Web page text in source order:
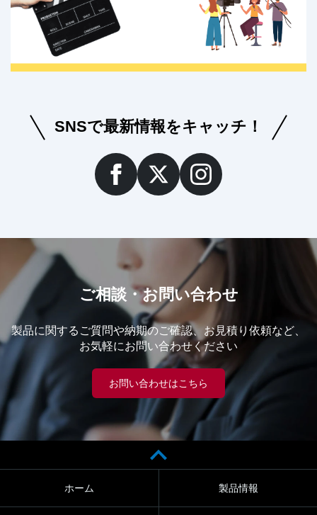
SNSで最新情報をキャッチ！
ご相談・お問い合わせ
製品に関するご質問や納期のご確認、お見積り依頼など、
お気軽にお問い合わせください
お問い合わせはこちら
ホーム 製品情報